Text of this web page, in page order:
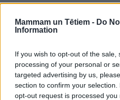
Mammam un Tētiem - Do
Information
If you wish to opt-out of the
processing of your personal or
targeted advertising by us,
section to confirm your
opt-out request is processed you
Gaisa saknes ir orhideju
šķist, ka pārstādot tās
būtu kļūda, un vispār
ja vien tās fiziski nekrīt ārā
pods vai saknes nav